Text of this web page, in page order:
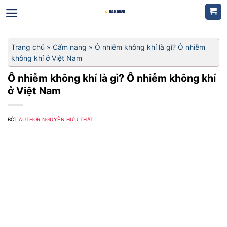
qua
Trang chủ » Cẩm nang » Ô nhiễm không khí là gì? Ô nhiễm
không khí ở Việt Nam
Ô nhiễm không khí là gì? Ô nhiễm không khí
ở Việt Nam
BỞI AUTHOR NGUYỄN HỮU THẬT